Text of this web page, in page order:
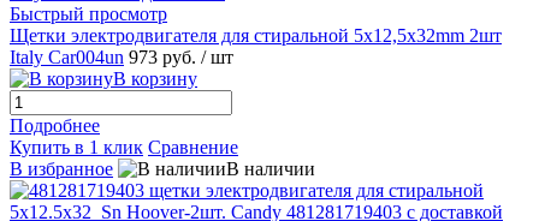
Быстрый просмотр
Щетки электродвигателя для стиральной 5x12,5x32mm 2шт
Italy Car004un 973 руб. / шт
В корзину
Подробнее
Купить в 1 клик Сравнение
В избранное
В наличии